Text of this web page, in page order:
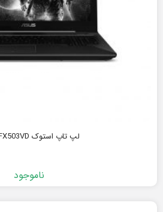
لپ تاپ استوک Asus FX503VD
ناموجود